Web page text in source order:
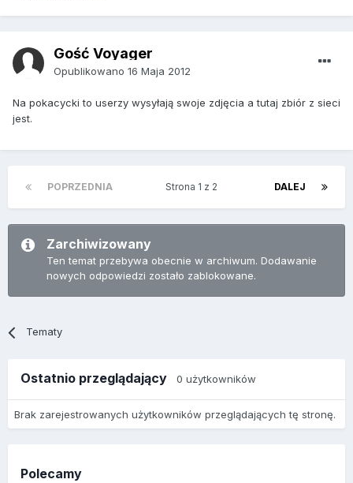
Gość Voyager
Opublikowano 16 Maja 2012
Na pokacycki to userzy wysyłają swoje zdjęcia a tutaj zbiór z sieci
jest.
POPRZEDNIA DALEJ
Strona 1 z 2
Zarchiwizowany
Ten temat przebywa obecnie w archiwum. Dodawanie
nowych odpowiedzi zostało zablokowane.
Tematy
Ostatnio przeglądający 0 użytkowników
Brak zarejestrowanych użytkowników przeglądających tę stronę.
Polecamy